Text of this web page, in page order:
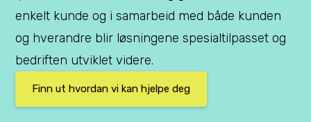
enkelt kunde og i samarbeid med både kunden
og hverandre blir løsningene spesialtilpasset og
bedriften utviklet videre.
Finn ut hvordan vi kan hjelpe deg